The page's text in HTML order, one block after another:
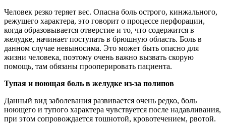
Человек резко теряет вес. Опасна боль острого, кинжального,
режущего характера, это говорит о процессе перфорации,
когда образовывается отверстие и то, что содержится в
желудке, начинает поступать в брюшную область. Боль в
данном случае невыносима. Это может быть опасно для
жизни человека, поэтому очень важно вызвать скорую
помощь, там обязаны прооперировать пациента.
Тупая и ноющая боль в желудке из-за полипов
Данный вид заболевания развивается очень редко, боль
ноющего и тупого характера чувствуется после надавливания,
при этом сопровождается тошнотой, кровотечением, рвотой.